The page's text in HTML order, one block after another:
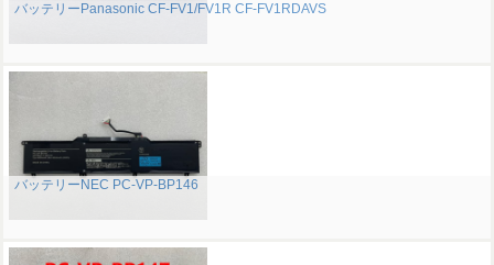
バッテリーPanasonic CF-FV1/FV1R CF-FV1RDAVS
バッテリーNEC PC-VP-BP146